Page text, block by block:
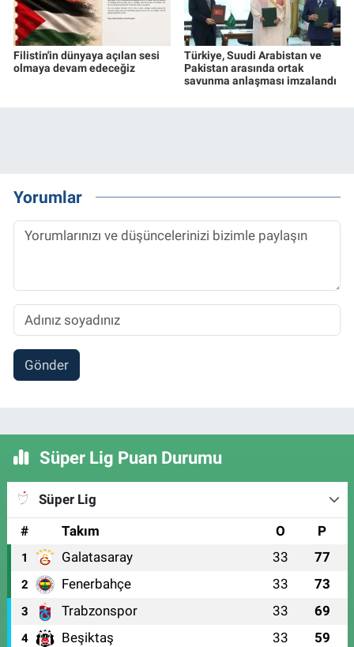
Filistin'in dünyaya açılan sesi
olmaya devam edeceğiz
Türkiye, Suudi Arabistan ve
Pakistan arasında ortak
savunma anlaşması imzalandı
Yorumlar
Gönder
Süper Lig Puan Durumu
Süper Lig
#
Takım O P
1 Galatasaray 33 77
2 Fenerbahçe 33 73
3 Trabzonspor 33 69
4 Beşiktaş 33 59